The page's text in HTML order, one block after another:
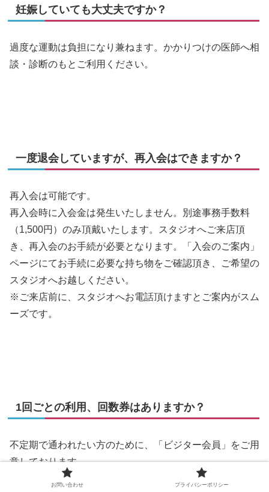
妊娠していても大丈夫ですか？
過度な運動は負担になり兼ねます。かかりつけの医師へ相
談・診断のもとご利用ください。
一度退会していますが、再入会はできますか？
再入会は可能です。
再入会時に入会金は発生いたしません。別途事務手数料
（1,500円）のみ頂戴いたします。スタジオへご来店頂
き、再入会のお手続が必要となります。「入会のご案内」
ページにてお手続に必要な持ち物をご確認頂き、ご希望の
スタジオへお越しください。
※ご来店前に、スタジオへお電話頂けますとご案内がスム
ーズです。
1回ごとの利用、回数券はありますか？
不定期で通われたい方のために、「ビジター会員」をご用
意しております。
入会金不要（施設利用料込）でサーキットトレーニング、
お問い合わせ プライバシーポリシー